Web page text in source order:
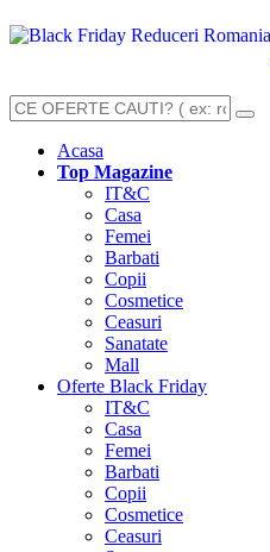
Acasa
Top Magazine
IT&C
Casa
Femei
Barbati
Copii
Cosmetice
Ceasuri
Sanatate
Mall
Oferte Black Friday
IT&C
Casa
Femei
Barbati
Copii
Cosmetice
Ceasuri